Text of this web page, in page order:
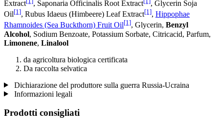
Extract
, Saponaria Officinalis Root Extract
, Glycerin Soja
Oil[1], Rubus Idaeus (Himbeere) Leaf Extract[1], Hippophae
Rhamnoides (Sea Buckthorn) Fruit Oil[1], Glycerin, Benzyl
Alcohol, Sodium Benzoate, Potassium Sorbate, Citricacid, Parfum,
Limonene, Linalool
da agricoltura biologica certificata
Da raccolta selvatica
Dichiarazione del produttore sulla guerra Russia-Ucraina
Informazioni legali
Prodotti consigliati